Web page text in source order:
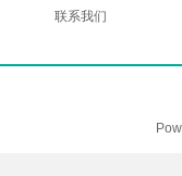
联系我们